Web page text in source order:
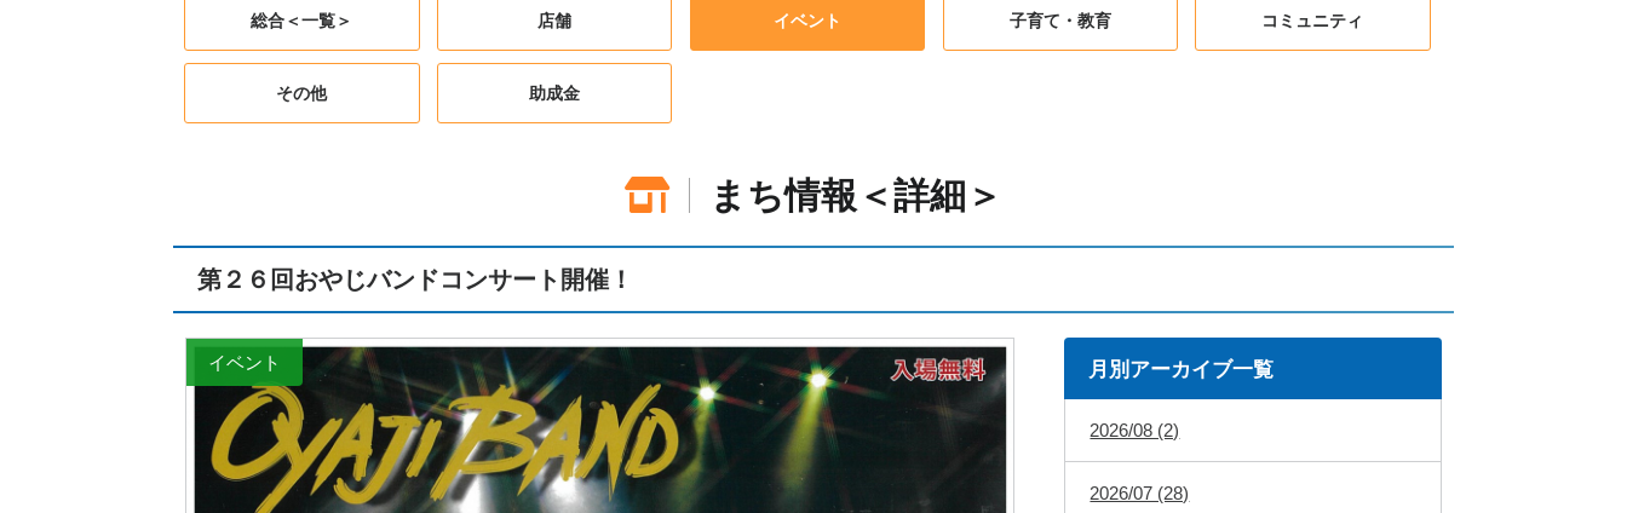
総合＜一覧＞ 店舗 イベント 子育て・教育 コミュニティ
その他 助成金
まち情報＜詳細＞
第２６回おやじバンドコンサート開催！
イベント 月別アーカイブ一覧
2026/08 (2)
2026/07 (28)